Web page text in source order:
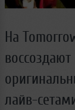
На
лайв-